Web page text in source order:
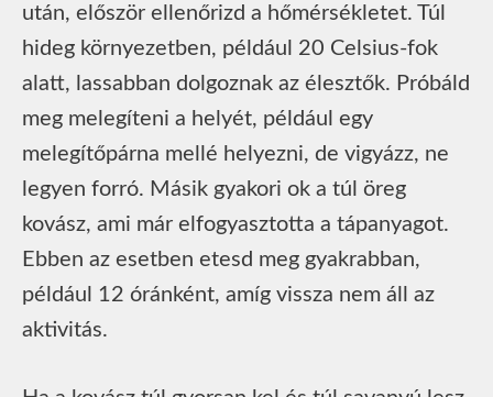
után, először ellenőrizd a hőmérsékletet. Túl
hideg környezetben, például 20 Celsius-fok
alatt, lassabban dolgoznak az élesztők. Próbáld
meg melegíteni a helyét, például egy
melegítőpárna mellé helyezni, de vigyázz, ne
legyen forró. Másik gyakori ok a túl öreg
kovász, ami már elfogyasztotta a tápanyagot.
Ebben az esetben etesd meg gyakrabban,
például 12 óránként, amíg vissza nem áll az
aktivitás.